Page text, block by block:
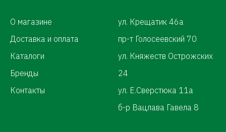
О магазине
Доставка и оплата
Каталоги
Бренды
Контакты
ул. Крещатик 46а
пр-т Голосеевский 70
ул. Княжеств Острожских
24
ул. Е.Сверстюка 11а
б-р Вацлава Гавела 8